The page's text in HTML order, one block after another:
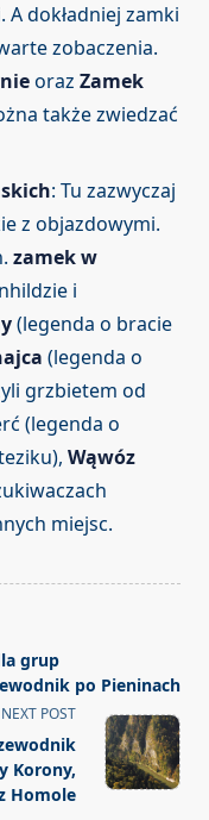
A dokładniej zamki
zobaczenia.
oraz Zamek
także zwiedzać
: Tu zazwyczaj
z objazdowymi.
zamek w
i
(legenda o bracie
(legenda o
grzbietem od
(legenda o
Wąwóz
miejsc.
grup
po Pieninach
NEXT POST
Korony,
Homole